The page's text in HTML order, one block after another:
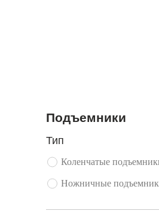
Подъемники
Тип
Коленчатые
Ножничные